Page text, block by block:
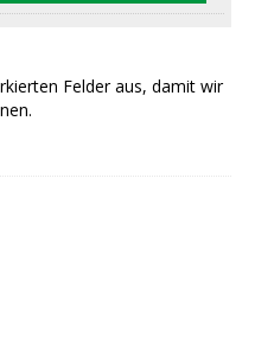
Felder aus, damit wir